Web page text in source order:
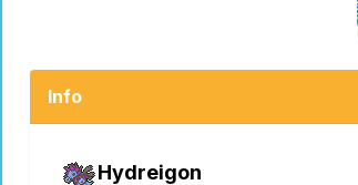
Info
Hydreigon